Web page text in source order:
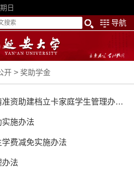
日
导航
开 > 奖助学金
关于印发《延安大学精准资助建档立卡家庭学生管理办法》的通知
施办法
费减免实施办法
办法